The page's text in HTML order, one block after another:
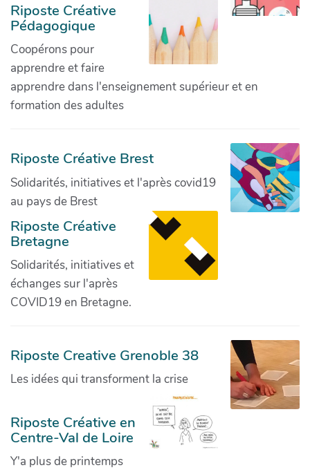
Riposte Créative
Pédagogique
Coopérons pour
apprendre et faire
apprendre dans l'enseignement supérieur et en
formation des adultes
Riposte Créative Brest
Solidarités, initiatives et l'après covid19
au pays de Brest
Riposte Créative
Bretagne
Solidarités, initiatives et
échanges sur l'après
COVID19 en Bretagne.
Riposte Creative Grenoble 38
Les idées qui transforment la crise
Riposte Créative en
Centre-Val de Loire
Y'a plus de printemps